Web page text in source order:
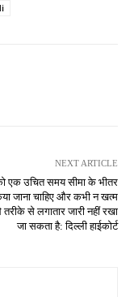
NEXT ARTICLE
एक उचित समय सीमा के भीतर
जाना चाहिए और कभी न खत्म
तरीके से लगातार जारी नहीं रखा
जा सकता है: दिल्ली हाईकोर्ट